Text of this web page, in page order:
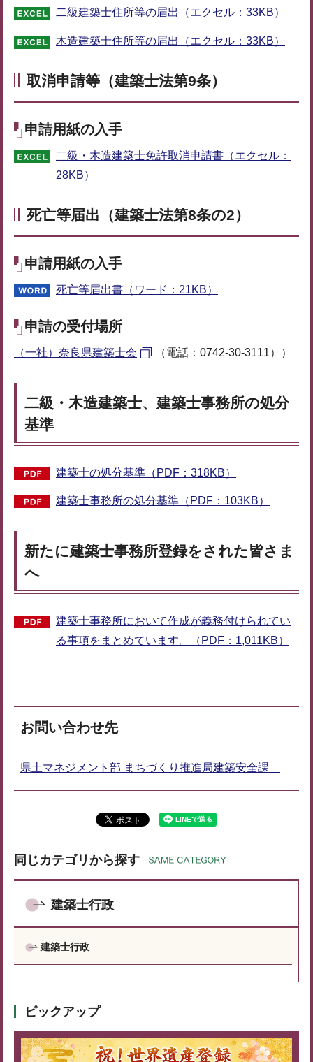
二級建築士住所等の届出（エクセル：33KB）
木造建築士住所等の届出（エクセル：33KB）
取消申請等（建築士法第9条）
申請用紙の入手
二級・木造建築士免許取消申請書（エクセル：
28KB）
死亡等届出（建築士法第8条の2）
申請用紙の入手
死亡等届出書（ワード：21KB）
申請の受付場所
（一社）奈良県建築士会 （電話：0742-30-3111））
二級・木造建築士、建築士事務所の処分
基準
建築士の処分基準（PDF：318KB）
建築士事務所の処分基準（PDF：103KB）
新たに建築士事務所登録をされた皆さま
へ
建築士事務所において作成が義務付けられてい
る事項をまとめています。（PDF：1,011KB）
お問い合わせ先
県土マネジメント部 まちづくり推進局建築安全課
同じカテゴリから探す
建築士行政
建築士行政
ピックアップ